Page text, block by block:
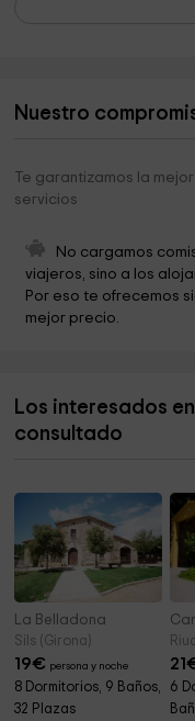
Iglesia de Dios de
Iglesia de Dios Centro
Bisbat De Girona
Ayuntamiento De Cornellá
Nuestro
Te garantizamos la
servicios
No cargamos
viajeros, sino a los
Por eso te ofrecemos
mejor precio.
Los interesados
consultado
La Belladona
Sils (Girona)
19€ persona y noche
8 Dormitorios, 9 Baños,
32 Plazas
21
6